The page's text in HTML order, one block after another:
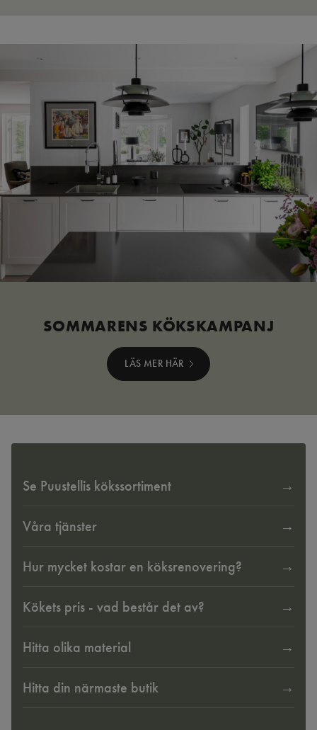
SOMMARENS KÖKSKAMPANJ
LÄS MER HÄR
Se Puustellis kökssortiment
Våra tjänster
Hur mycket kostar en köksrenovering?
Kökets pris - vad består det av?
Hitta olika material
Hitta din närmaste butik